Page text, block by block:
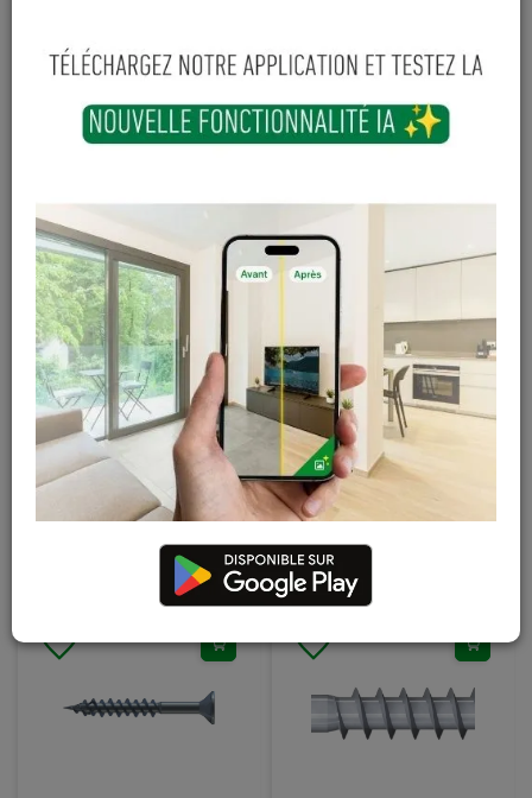
Vis retinox 2 plus
53,92€ En stock
Vis agglo DNS +
pces
12,83
Vis agglo DNS +
TORX filetage
partiel - 45 x 40 - bte
En stock
Vis retinox 2 plus
filet partiel inox A2 -
4x35 - 200 pces
20,81